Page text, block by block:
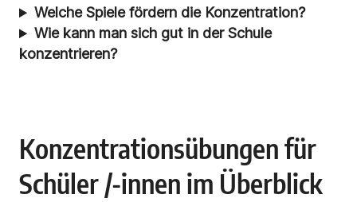
Welche Spiele fördern die Konzentration?
Wie kann man sich gut in der Schule
konzentrieren?
Konzentrationsübungen für
Schüler /-innen im Überblick